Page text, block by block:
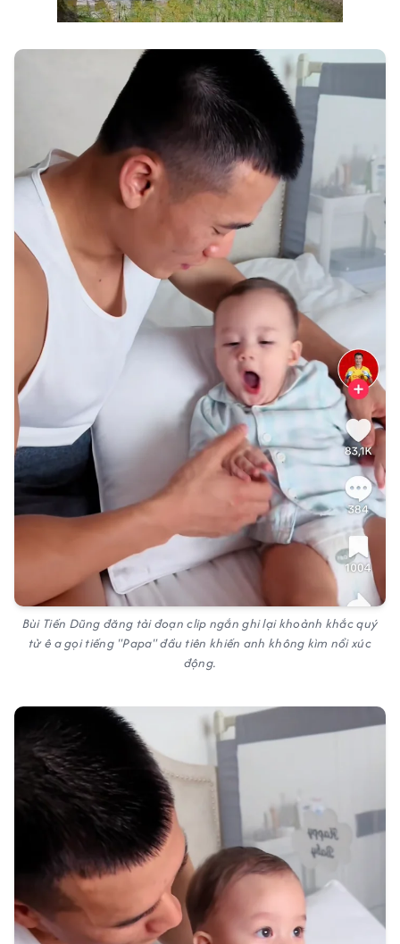
Bùi Tiến Dũng đăng tải đoạn clip ngắn ghi lại khoảnh khắc quý
tử ê a gọi tiếng "Papa" đầu tiên khiến anh không kìm nổi xúc
động.